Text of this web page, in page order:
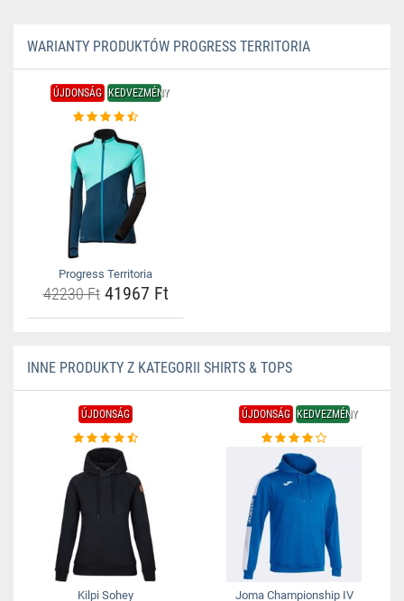
WARIANTY PRODUKTÓW PROGRESS TERRITORIA
ÚJDONSÁG KEDVEZMÉNY
Progress Territoria
42230 Ft41967 Ft
INNE PRODUKTY Z KATEGORII SHIRTS & TOPS
ÚJDONSÁG
Kilpi Sohey
ÚJDONSÁG KEDVEZMÉNY
Joma Championship IV